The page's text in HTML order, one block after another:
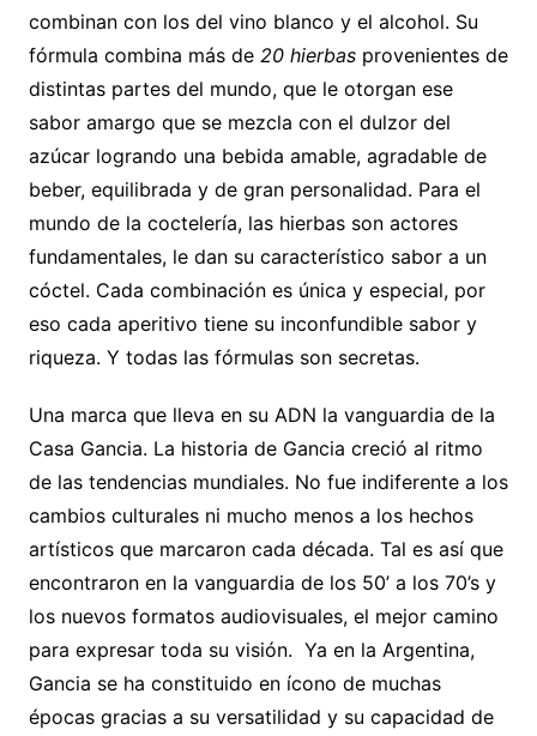
combinan con los del vino blanco y el alcohol. Su
fórmula combina más de 20 hierbas provenientes de
distintas partes del mundo, que le otorgan ese
sabor amargo que se mezcla con el dulzor del
azúcar logrando una bebida amable, agradable de
beber, equilibrada y de gran personalidad. Para el
mundo de la coctelería, las hierbas son actores
fundamentales, le dan su característico sabor a un
cóctel. Cada combinación es única y especial, por
eso cada aperitivo tiene su inconfundible sabor y
riqueza. Y todas las fórmulas son secretas.
Una marca que lleva en su ADN la vanguardia de la
Casa Gancia. La historia de Gancia creció al ritmo
de las tendencias mundiales. No fue indiferente a los
cambios culturales ni mucho menos a los hechos
artísticos que marcaron cada década. Tal es así que
encontraron en la vanguardia de los 50’ a los 70’s y
los nuevos formatos audiovisuales, el mejor camino
para expresar toda su visión. Ya en la Argentina,
Gancia se ha constituido en ícono de muchas
épocas gracias a su versatilidad y su capacidad de